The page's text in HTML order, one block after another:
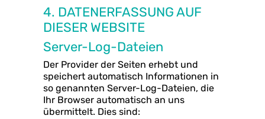
4. DATENERFASSUNG AUF
DIESER WEBSITE
Server-Log-Dateien
Der Provider der Seiten erhebt und
speichert automatisch Informationen in
so genannten Server-Log-Dateien, die
Ihr Browser automatisch an uns
übermittelt. Dies sind: